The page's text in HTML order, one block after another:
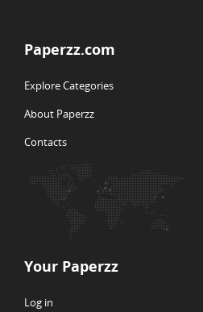
Paperzz.com
Explore Categories
About Paperzz
Contacts
Your Paperzz
Log in